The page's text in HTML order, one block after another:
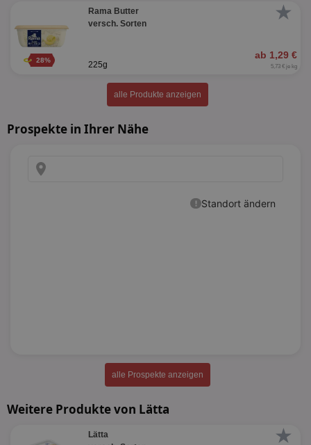
★
28%
Rama Butter
versch. Sorten
ab 1,29 €
225g 5,73 € je kg
alle Produkte anzeigen
Prospekte in Ihrer Nähe
alle Prospekte anzeigen
Weitere Produkte von Lätta
★
Lätta